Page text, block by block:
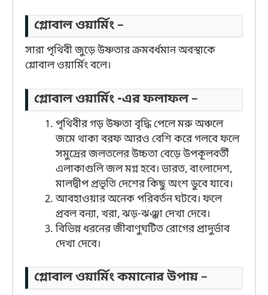
গ্লোবাল ওয়ার্মিং –
সারা পৃথিবী জুড়ে উষ্ণতার ক্রমবর্ধমান অবস্থাকে
গ্লোবাল ওয়ার্মিং বলে।
গ্লোবাল ওয়ার্মিং -এর ফলাফল –
পৃথিবীর গড় উষ্ণতা বৃদ্ধি পেলে মরু অঞ্চলে
জমে থাকা বরফ আরও বেশি করে গলবে ফলে
সমুদ্রের জলতলের উচ্চতা বেড়ে উপকূলবর্তী
এলাকাগুলি জল মগ্ন হবে। ভারত, বাংলাদেশ,
মালদ্বীপ প্রভৃতি দেশের কিছু অংশ ডুবে যাবে।
আবহাওয়ার অনেক পরিবর্তন ঘটবে। ফলে
প্রবল বন্যা, খরা, ঝড়-ঝঞ্ঝা দেখা দেবে।
বিভিন্ন ধরনের জীবাণুঘটিত রোগের প্রাদুর্ভাব
দেখা দেবে।
গ্লোবাল ওয়ার্মিং কমানোর উপায় –